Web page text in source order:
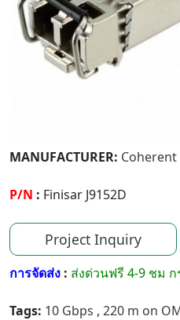
MANUFACTURER: Coherent
P/N : Finisar J9152D
Project Inquiry
การจัดส่ง : ส่งด่วนฟรี 4-9 ชม ก
Tags: 10 Gbps , 220 m on